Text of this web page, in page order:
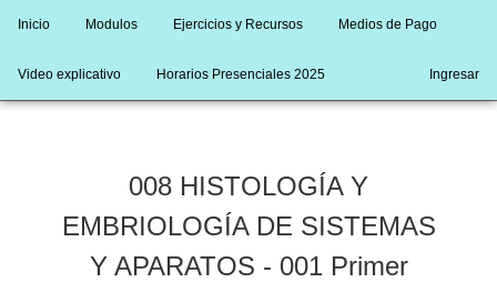
Inicio Modulos Ejercicios y Recursos Medios de Pago
Video explicativo Horarios Presenciales 2025 Ingresar
008 HISTOLOGÍA Y
EMBRIOLOGÍA DE SISTEMAS
Y APARATOS - 001 Primer